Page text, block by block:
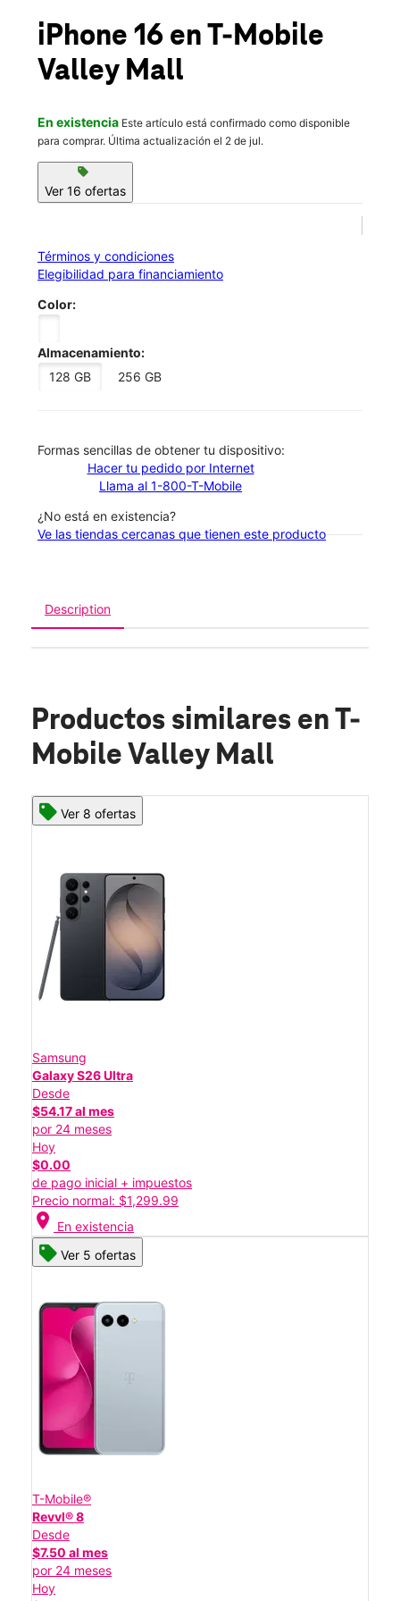
location_on
10965 Main St El Monte, CA 91731
iPhone 16 en T-Mobile
Valley Mall
En existencia Este artículo está confirmado como disponible
para comprar. Última actualización el 2 de jul.
sell
Ver 16 ofertas
Términos y condiciones
Elegibilidad para financiamiento
Color:
Almacenamiento:
128 GB
256 GB
​​​​​​​Formas sencillas de obtener tu dispositivo:
Hacer tu pedido por Internet
Llama al 1-800-T-Mobile
¿No está en existencia?
Ve las tiendas cercanas que tienen este producto
Description
Productos similares en T-
Mobile Valley Mall
Ver 8 ofertas
Samsung
Galaxy S26 Ultra
Desde
$54.17 al mes
por 24 meses
Hoy
$0.00
de pago inicial + impuestos
Precio normal: $1,299.99
location_on En existencia
Ver 5 ofertas
T-Mobile®
Revvl® 8
Desde
$7.50 al mes
por 24 meses
Hoy